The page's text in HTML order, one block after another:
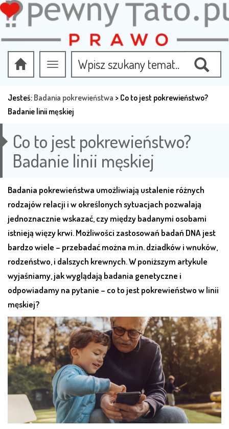
Przełącz
nawigację
Jesteś: Badania pokrewieństwa > Co to jest pokrewieństwo?
Badanie linii męskiej
Co to jest pokrewieństwo?
Badanie linii męskiej
Badania pokrewieństwa umożliwiają ustalenie różnych
rodzajów relacji i w określonych sytuacjach pozwalają
jednoznacznie wskazać, czy między badanymi osobami
istnieją więzy krwi. Możliwości zastosowań badań DNA jest
bardzo wiele – przebadać można m.in. dziadków i wnuków,
rodzeństwo, i dalszych krewnych. W poniższym artykule
wyjaśniamy, jak wyglądają badania genetyczne i
odpowiadamy na pytanie – co to jest pokrewieństwo w linii
męskiej?